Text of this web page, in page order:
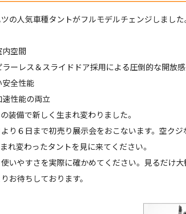
の人気車種タントがフルモデルチェンジしました
内空間
ーレス＆スライドドア採用による圧倒的な開放
安全性能
速性能の両立
装備で新しく生まれ変わりました。
り６日まで初売り展示会をおこないます。空ク
れ変わったタントを見に来てください。
いやすさを実際に確かめてください。見るだけ大
お待ちしております。